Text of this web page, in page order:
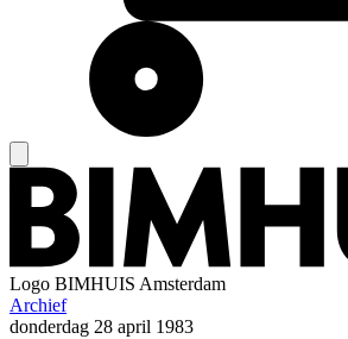
Logo BIMHUIS Amsterdam
Archief
donderdag 28 april 1983